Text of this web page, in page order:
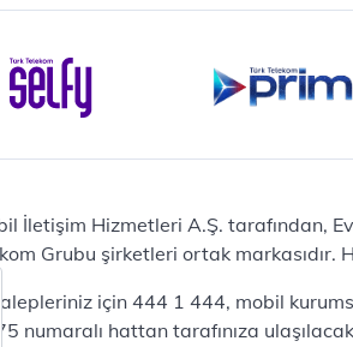
Nirvana C370
TGB610
ve Wi-Fi
DX3300 Wi-Fi 6
VDSL Modem
İletişim Hizmetleri A.Ş. tarafından,
Grubu şirketleri ortak
için 444 1 444, mobil
numaralı hattan tarafınıza